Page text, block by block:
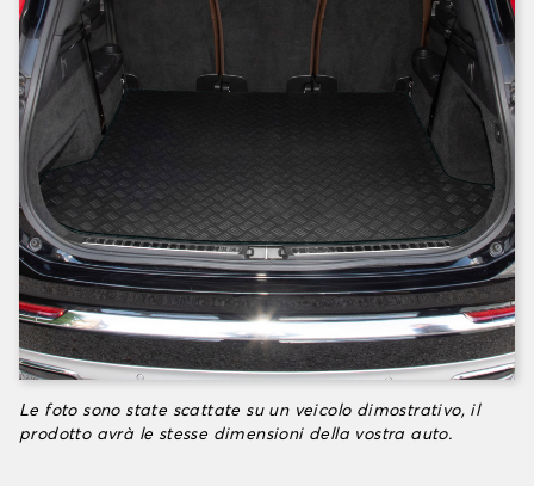
Le foto sono state scattate su un veicolo dimostrativo, il
prodotto avrà le stesse dimensioni della vostra auto.